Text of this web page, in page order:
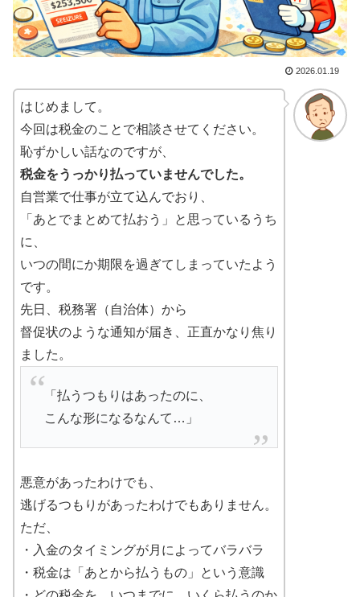
2026.01.19
はじめまして。
今回は税金のことで相談させてください。
恥ずかしい話なのですが、
税金をうっかり払っていませんでした。
自営業で仕事が立て込んでおり、
「あとでまとめて払おう」と思っているうち
に、
いつの間にか期限を過ぎてしまっていたよう
です。
先日、税務署（自治体）から
督促状のような通知が届き、正直かなり焦り
ました。
「払うつもりはあったのに、
こんな形になるなんて…」
悪意があったわけでも、
逃げるつもりがあったわけでもありません。
ただ、
・入金のタイミングが月によってバラバラ
・税金は「あとから払うもの」という意識